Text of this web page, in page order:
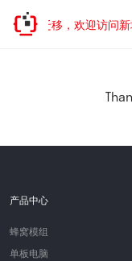
地址已迁移，欢迎访问
产品中心
蜂窝模组
单板电脑